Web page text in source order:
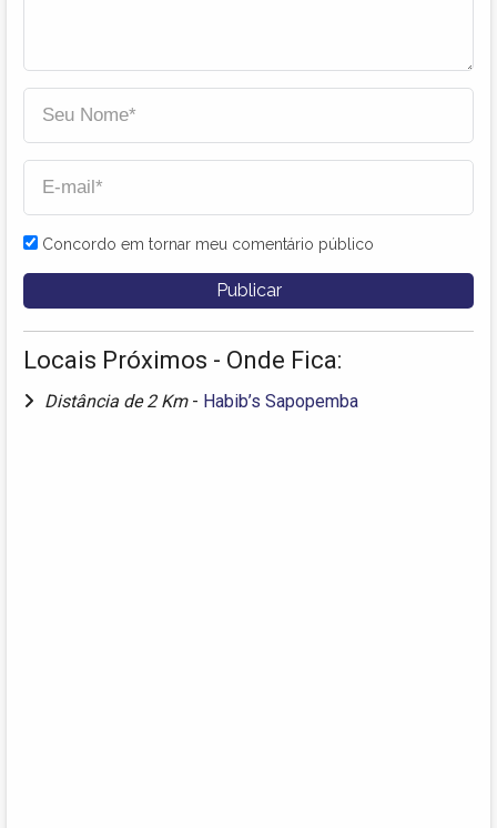
Concordo em tornar meu comentário público
Locais Próximos - Onde Fica:
Distância de 2 Km - Habib’s Sapopemba